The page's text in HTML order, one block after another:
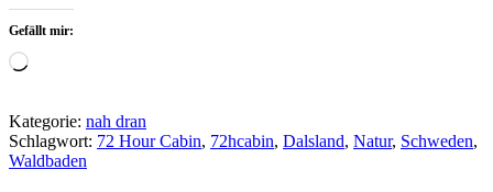
Gefällt mir:
Wird
Kategorie: nah dran
Schlagwort: 72 Hour Cabin, 72hcabin, Dalsland, Natur, Schweden,
Waldbaden